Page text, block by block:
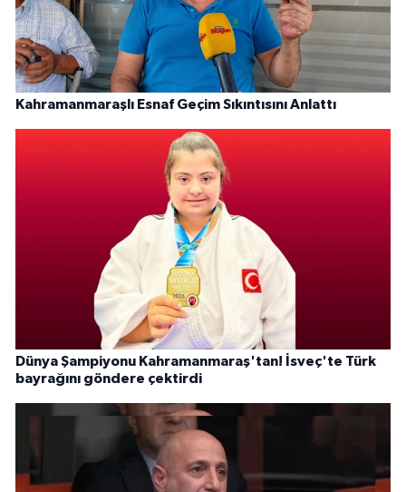
Kahramanmaraşlı Esnaf Geçim Sıkıntısını Anlattı
Dünya Şampiyonu Kahramanmaraş'tan! İsveç'te Türk
bayrağını göndere çektirdi